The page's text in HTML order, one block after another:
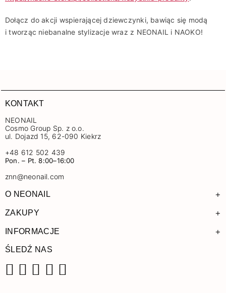
Dołącz do akcji wspierającej dziewczynki, bawiąc się modą
i tworząc niebanalne stylizacje wraz z NEONAIL i NAOKO!
KONTAKT
NEONAIL
Cosmo Group Sp. z o.o.
ul. Dojazd 15, 62-090 Kiekrz
+48 612 502 439
Pon. – Pt. 8:00–16:00
znn@neonail.com
O NEONAIL +
ZAKUPY +
INFORMACJE +
ŚLEDŹ NAS